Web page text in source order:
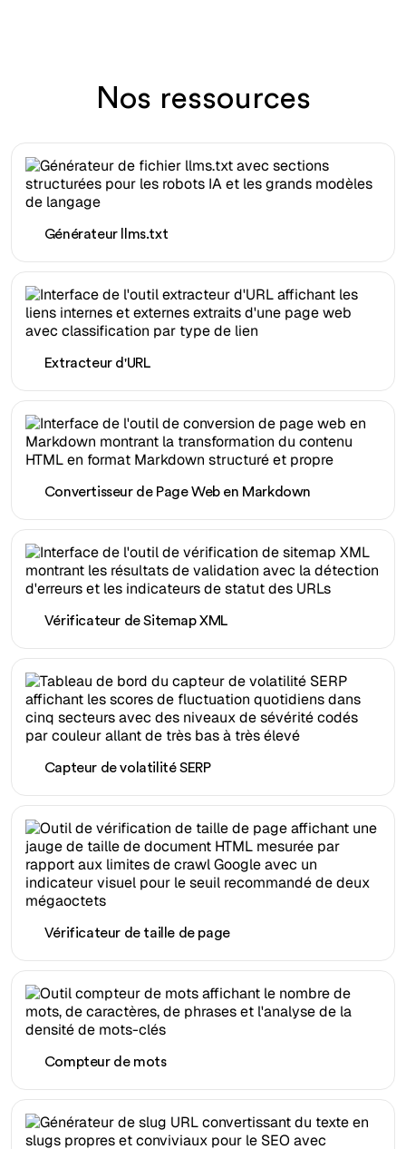
Nos ressources
Générateur llms.txt
Extracteur d'URL
Convertisseur de Page Web en Markdown
Vérificateur de Sitemap XML
Capteur de volatilité SERP
Vérificateur de taille de page
Compteur de mots